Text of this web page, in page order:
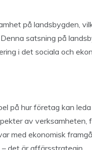
på landsbygden,
satsning på
i det sociala och
på hur företag kan
av verksamheten,
med ekonomisk
det är affärsstrategin.